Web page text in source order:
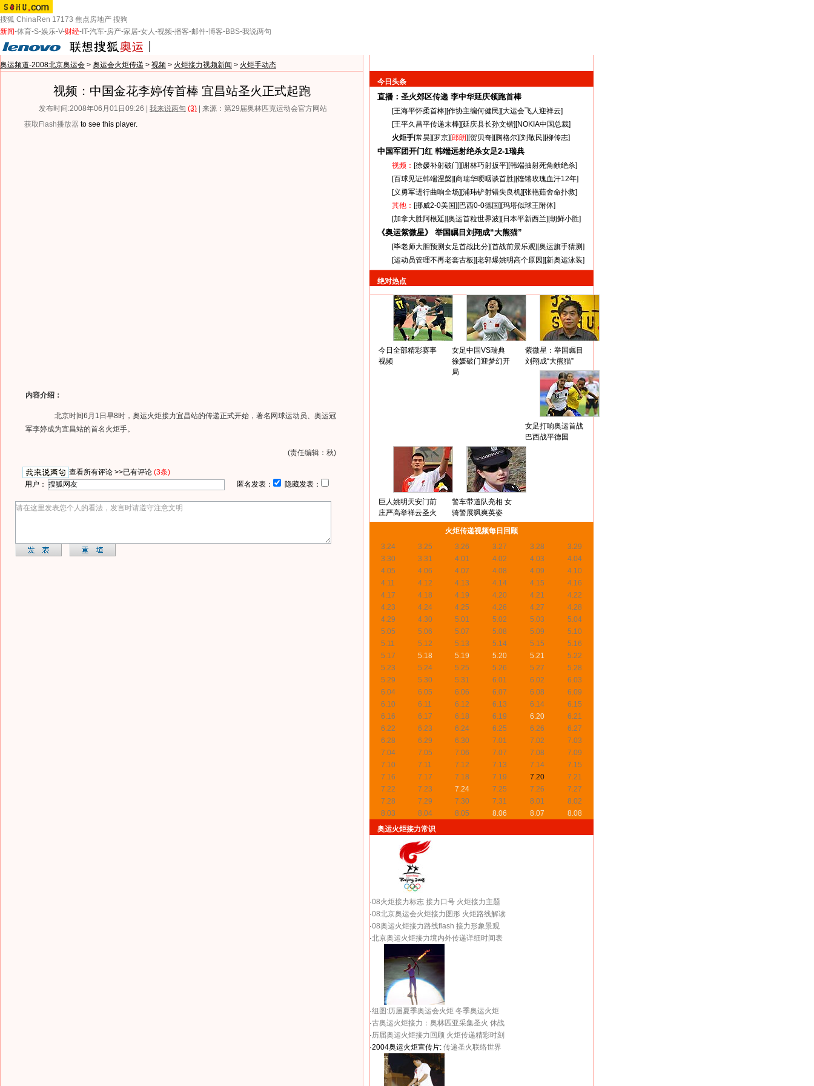
搜狐 ChinaRen 17173 焦点房地产 搜狗
新闻-体育-S-娱乐-V-财经- IT-汽车-房产-家居-女人-视频-播客-邮件-博客-BBS-我说两句
奥运频道-2008北京奥运会 > 奥运会火炬传递 > 视频 > 火炬接力视频新闻 > 火炬手动态
视频：中国金花李婷传首棒 宜昌站圣火正式起跑
发布时间:2008年06月01日09:26 | 我来说两句 (3) | 来源：第29届奥林匹克运动会官方网站
获取Flash播放器 to see this player.
内容介绍：
北京时间6月1日早8时，奥运火炬接力宜昌站的传递正式开始，著名网球运动员、奥运冠
军李婷成为宜昌站的首名火炬手。
(责任编辑：秋)
查看所有评论 >>已有评论 (3条)
用户：
匿名发表： 隐藏发表：
今日头条
直播：圣火郊区传递 李中华延庆领跑首棒
[王海平怀柔首棒][作协主编何健民][大运会飞人迎祥云]
[王平久昌平传递末棒][延庆县长孙文锴][NOKIA中国总裁]
火炬手[常昊][罗京][郎朗][贺贝奇][腾格尔][刘敬民][柳传志]
中国军团开门红 韩端远射绝杀女足2-1瑞典
视频： [徐媛补射破门][谢林巧射扳平][韩端抽射死角献绝杀]
[百球见证韩端涅槃][商瑞华哽咽谈首胜][铿锵玫瑰血汗12年]
[义勇军进行曲响全场][浦玮铲射错失良机][张艳茹舍命扑救]
其他： [挪威2-0美国][巴西0-0德国][玛塔似球王附体]
[加拿大胜阿根廷][奥运首粒世界波][日本平新西兰][朝鲜小胜]
《奥运紫微星》 举国瞩目刘翔成“大熊猫”
[毕老师大胆预测女足首战比分][首战前景乐观][奥运旗手猜测]
[运动员管理不再老套古板][老郭爆姚明高个原因][新奥运泳装]
绝对热点
今日全部精彩赛事
视频
女足中国VS瑞典
徐媛破门迎梦幻开
局
紫微星：举国瞩目
刘翔成“大熊猫”
女足打响奥运首战
巴西战平德国
巨人姚明天安门前
庄严高举祥云圣火
警车带道队亮相 女
骑警展飒爽英姿
火炬传递视频每日回顾
3.24
3.25 3.26 3.27 3.28
3.29
3.30
3.31 4.01 4.02 4.03
4.04
4.05
4.06 4.07 4.08 4.09
4.10
4.11
4.12 4.13 4.14 4.15
4.16
4.17
4.18 4.19 4.20 4.21
4.22
4.23
4.24 4.25 4.26 4.27
4.28
4.29
4.30 5.01 5.02 5.03
5.04
5.05
5.06 5.07 5.08 5.09
5.10
5.11
5.12 5.13 5.14 5.15
5.16
5.17
5.18 5.19 5.20 5.21
5.22
5.23
5.24 5.25 5.26 5.27
5.28
5.29
5.30 5.31 6.01 6.02
6.03
6.04
6.05 6.06 6.07 6.08
6.09
6.10
6.11 6.12 6.13 6.14
6.15
6.16
6.17 6.18 6.19 6.20
6.21
6.22
6.23 6.24 6.25 6.26
6.27
6.28
6.29 6.30 7.01 7.02
7.03
7.04
7.05 7.06 7.07 7.08
7.09
7.10
7.11 7.12 7.13 7.14
7.15
7.16
7.17 7.18 7.19 7.20
7.21
7.22
7.23 7.24 7.25 7.26
7.27
7.28
7.29 7.30 7.31 8.01
8.02
8.03
8.04 8.05 8.06 8.07
8.08
奥运火炬接力常识
·08火炬接力标志 接力口号 火炬接力主题
·08北京奥运会火炬接力图形 火炬路线解读
·08奥运火炬接力路线flash 接力形象景观
·北京奥运火炬接力境内外传递详细时间表
·组图:历届夏季奥运会火炬 冬季奥运火炬
·古奥运火炬接力：奥林匹亚采集圣火 休战
·历届奥运火炬接力回顾 火炬传递精彩时刻
·2004奥运火炬宣传片: 传递圣火联络世界